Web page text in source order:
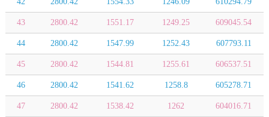
43 2800.42 1551.17 1249.25 609045.54
44 2800.42 1547.99 1252.43 607793.11
45 2800.42 1544.81 1255.61 606537.51
46 2800.42 1541.62 1258.8 605278.71
47 2800.42 1538.42 1262 604016.71